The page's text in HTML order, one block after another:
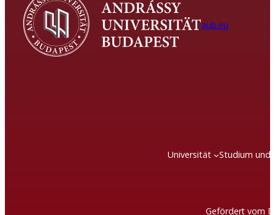
aub.eu
Universität Studium und
Gefördert vom